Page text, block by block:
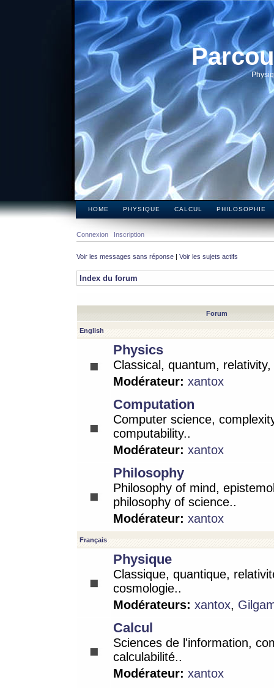
HOME PHYSIQUE CALCUL PHILOSOPHIE
Connexion Inscription
Voir les messages sans réponse | Voir les sujets actifs
Index du forum
Forum
English
Physics
Classical, quantum,
Modérateur: xantox
Computation
Computer science,
computability..
Modérateur: xantox
Philosophy
Philosophy of mind,
philosophy of science..
Modérateur: xantox
Français
Physique
Classique, quantique,
cosmologie..
Modérateurs: xantox,
Calcul
Sciences de l'information,
calculabilité..
Modérateur: xantox